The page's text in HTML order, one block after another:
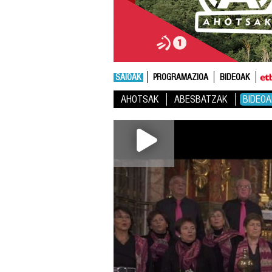
SAIOAK PROGRAMAZIOA BIDEOAK
AHOTSAK ABESBATZAK